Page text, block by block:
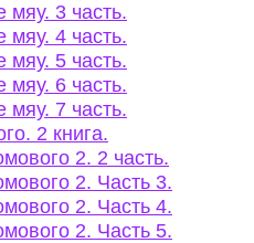
мяу. 3 часть.
мяу. 4 часть.
мяу. 5 часть.
мяу. 6 часть.
мяу. 7 часть.
2 книга.
2. 2 часть.
2. Часть 3.
2. Часть 4.
2. Часть 5.